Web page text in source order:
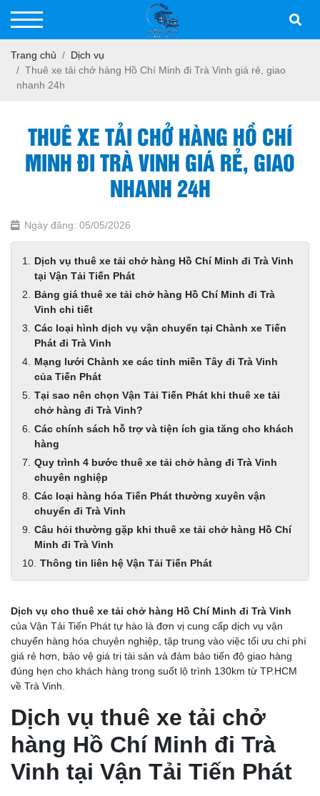
Trang chủ
Dịch vụ
Thuê xe tải chở hàng Hồ Chí Minh đi Trà Vinh giá rẻ, giao
nhanh 24h
THUÊ XE TẢI CHỞ HÀNG HỒ CHÍ
MINH ĐI TRÀ VINH GIÁ RẺ, GIAO
NHANH 24H
Ngày đăng: 05/05/2026
Dịch vụ thuê xe tải chở hàng Hồ Chí Minh đi Trà Vinh
tại Vận Tải Tiến Phát
Bảng giá thuê xe tải chở hàng Hồ Chí Minh đi Trà
Vinh chi tiết
Các loại hình dịch vụ vận chuyển tại Chành xe Tiến
Phát đi Trà Vinh
Mạng lưới Chành xe các tỉnh miền Tây đi Trà Vinh
của Tiến Phát
Tại sao nên chọn Vận Tải Tiến Phát khi thuê xe tải
chở hàng đi Trà Vinh?
Các chính sách hỗ trợ và tiện ích gia tăng cho khách
hàng
Quy trình 4 bước thuê xe tải chở hàng đi Trà Vinh
chuyên nghiệp
Các loại hàng hóa Tiến Phát thường xuyên vận
chuyển đi Trà Vinh
Câu hỏi thường gặp khi thuê xe tải chở hàng Hồ Chí
Minh đi Trà Vinh
Thông tin liên hệ Vận Tải Tiến Phát
Dịch vụ cho thuê xe tải chở hàng Hồ Chí Minh đi Trà Vinh
của Vận Tải Tiến Phát tự hào là đơn vị cung cấp dịch vụ vận
chuyển hàng hóa chuyên nghiệp, tập trung vào việc tối ưu chi phí
giá rẻ hơn, bảo vệ giá trị tài sản và đảm bảo tiến độ giao hàng
đúng hẹn cho khách hàng trong suốt lộ trình 130km từ TP.HCM
về Trà Vinh.
Dịch vụ thuê xe tải chở
hàng Hồ Chí Minh đi Trà
Vinh tại Vận Tải Tiến Phát